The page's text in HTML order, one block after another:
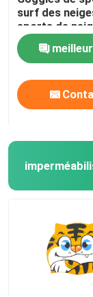
surf des
sports de
doubles
miroir d'hiver
commande
antibrouillard
qualité de